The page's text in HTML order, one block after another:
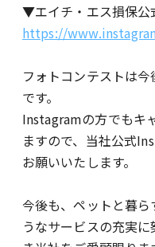
▼エイチ・エス損保
https://
フォトコンテストは
です。
Instagramの方でもキ
ますので、当社公式
お願いいたします。
今後も、ペットと暮
うなサービスの充実